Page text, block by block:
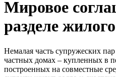
Мировое
разделе
Немалая часть супружеских
частных домах – купленных в
построенных на совместные